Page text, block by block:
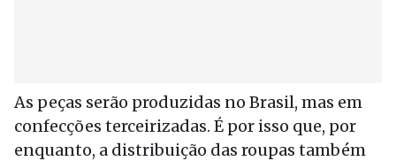
As peças serão produzidas no Brasil, mas em
confecções terceirizadas. É por isso que, por
enquanto, a distribuição das roupas também